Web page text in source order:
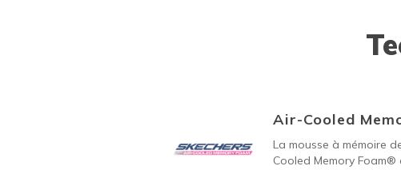
Air-Cooled
La mousse à mémoire
Cooled Memory Foam®